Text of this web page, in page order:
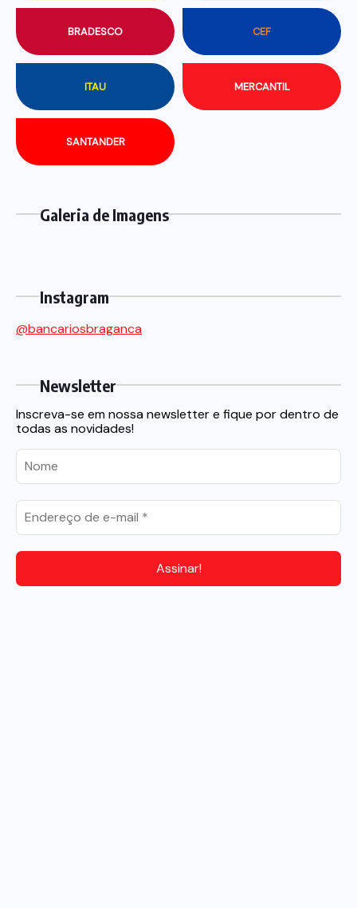
BRADESCO CEF
ITAU MERCANTIL
SANTANDER
Galeria de Imagens
Instagram
@bancariosbraganca
Newsletter
Inscreva-se em nossa newsletter e fique por dentro de
todas as novidades!